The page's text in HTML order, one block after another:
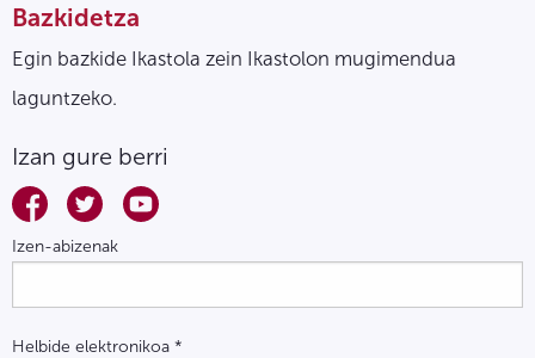
Bazkidetza
Egin bazkide Ikastola zein Ikastolon mugimendua
laguntzeko.
Izan gure berri
Izen-abizenak
Helbide elektronikoa *